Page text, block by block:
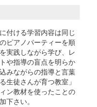
付ける学習内容は同じ
ピアノパーティーを順
実践しながら学び、レ
や指導の盲点を明らか
みながらの指導と言葉
生徒さんが育つ教室」
ン教材を使ったことの
下さい。